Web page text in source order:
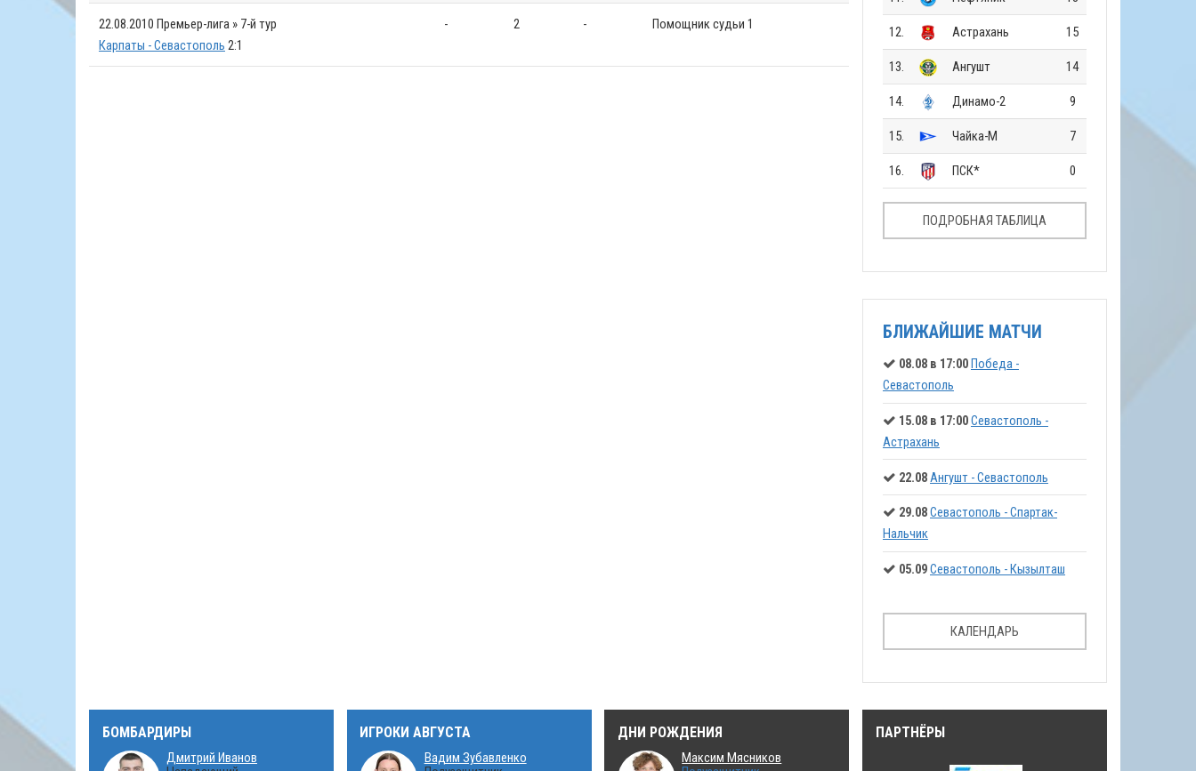
22.08.2010 Премьер-лига » 7-й тур
Карпаты - Севастополь 2:1
- 2 - Помощник судьи 1
12. Астрахань 15
13. Ангушт 14
14. Динамо-2 9
15. Чайка-М 7
16. ПСК* 0
ПОДРОБНАЯ ТАБЛИЦА
БЛИЖАЙШИЕ МАТЧИ
08.08 в 17:00 Победа -
Севастополь
15.08 в 17:00Севастополь -
Астрахань
22.08Ангушт - Севастополь
29.08Севастополь - Спартак-
Нальчик
05.09Севастополь - Кызылташ
КАЛЕНДАРЬ
БОМБАРДИРЫ
Дмитрий Иванов
ИГРОКИ АВГУСТА
Вадим Зубавленко
ДНИ РОЖДЕНИЯ
Максим Мясников
ПАРТНЁРЫ